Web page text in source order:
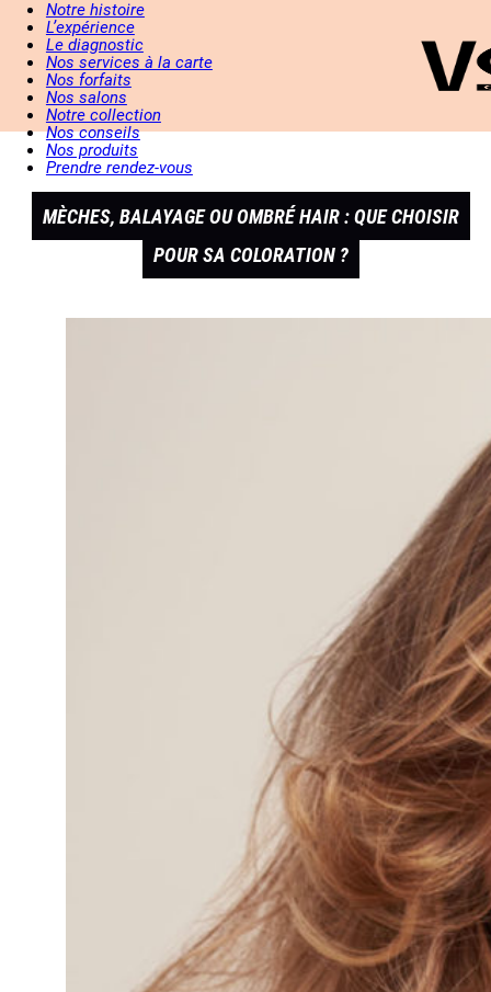
Notre histoire
L’expérience
Le diagnostic
Nos services à la carte
Nos forfaits
Nos salons
Notre collection
Nos conseils
Nos produits
Prendre rendez-vous
MÈCHES, BALAYAGE OU OMBRÉ HAIR : QUE CHOISIR
POUR SA COLORATION ?